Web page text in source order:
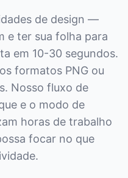
de design —
e ter sua folha para
em 10-30 segundos.
formatos PNG ou
Nosso fluxo de
e o modo de
horas de trabalho
focar no que